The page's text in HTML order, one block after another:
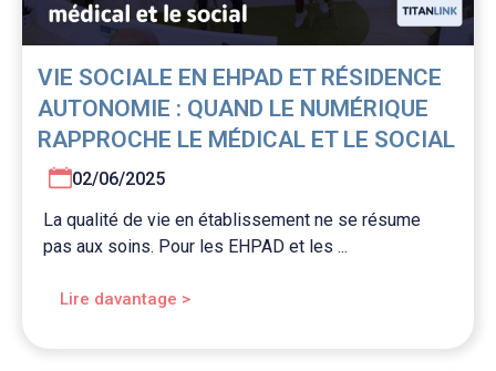
VIE SOCIALE EN EHPAD ET RÉSIDENCE
AUTONOMIE : QUAND LE NUMÉRIQUE
RAPPROCHE LE MÉDICAL ET LE SOCIAL
02/06/2025
La qualité de vie en établissement ne se résume
pas aux soins. Pour les EHPAD et les ...
Lire davantage >